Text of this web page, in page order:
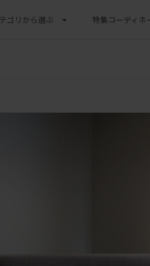
ゴリから選ぶ 特集コーディネ